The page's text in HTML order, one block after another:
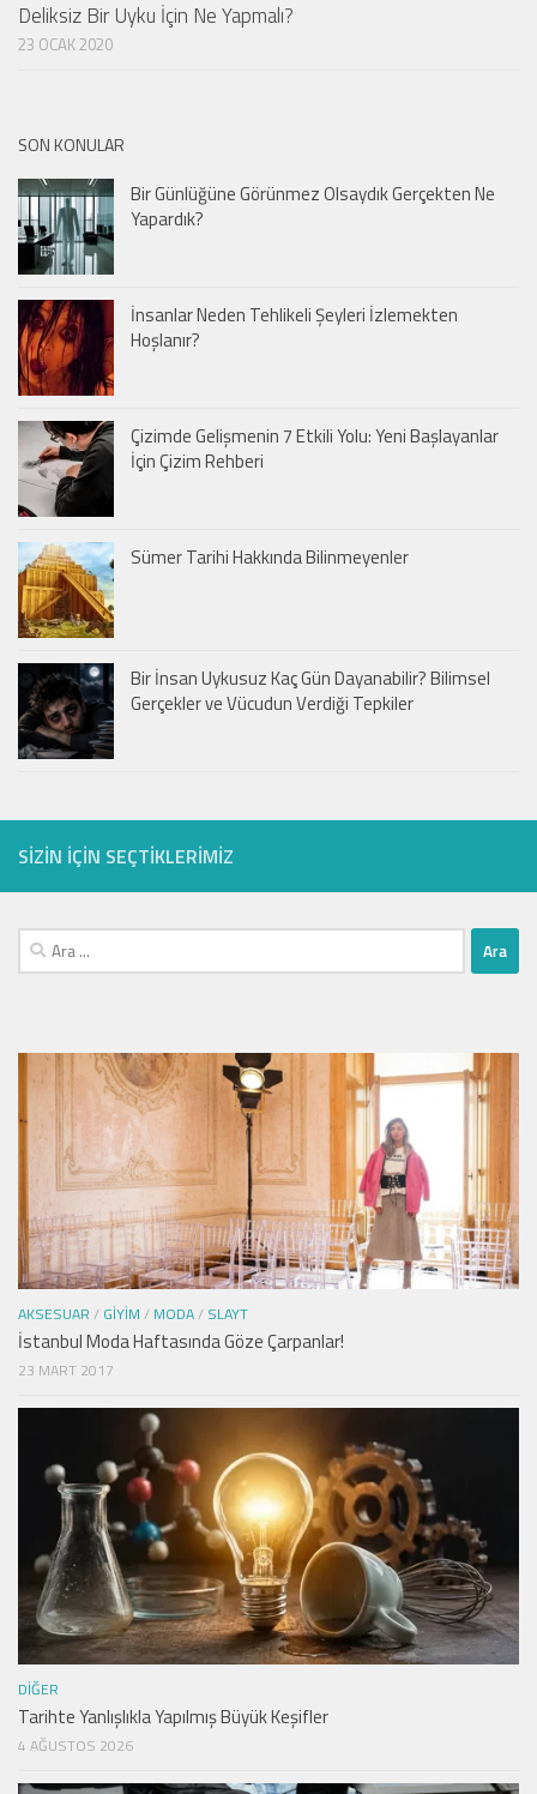
Deliksiz Bir Uyku İçin Ne Yapmalı?
23 OCAK 2020
SON KONULAR
Bir Günlüğüne Görünmez Olsaydık Gerçekten Ne
Yapardık?
İnsanlar Neden Tehlikeli Şeyleri İzlemekten
Hoşlanır?
Çizimde Gelişmenin 7 Etkili Yolu: Yeni Başlayanlar
İçin Çizim Rehberi
Sümer Tarihi Hakkında Bilinmeyenler
Bir İnsan Uykusuz Kaç Gün Dayanabilir? Bilimsel
Gerçekler ve Vücudun Verdiği Tepkiler
SIZIN IÇIN SEÇTIKLERIMIZ
Arama:
AKSESUAR / GIYIM / MODA/ SLAYT
İstanbul Moda Haftasında Göze Çarpanlar!
23 MART 2017
DIĞER
Tarihte Yanlışlıkla Yapılmış Büyük Keşifler
4 AĞUSTOS 2026